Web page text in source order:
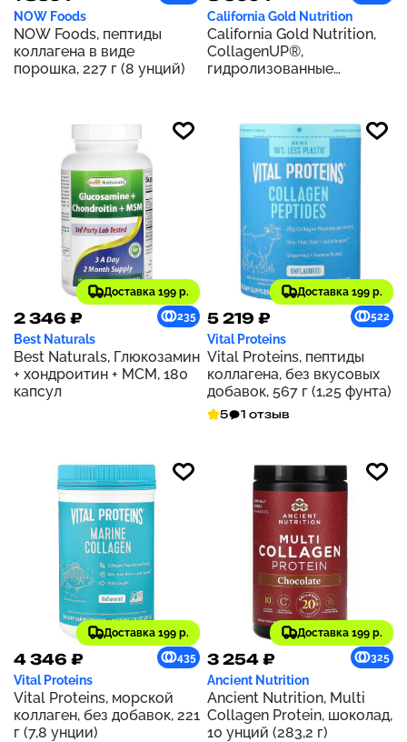
NOW Foods
NOW Foods, пептиды
коллагена в виде
порошка, 227 г (8 унций)
California Gold Nutrition
California Gold Nutrition,
CollagenUP®,
гидролизованные
гиалуроновой кислотой и
витамином C, с
нейтральным вкусом, 1 кг
(2,2 фунта)
Доставка 199 р.
2 346 ₽ 235
Best Naturals
Best Naturals, Глюкозамин
+ хондроитин + МСМ, 180
капсул
Доставка 199 р.
5 219 ₽ 522
Vital Proteins
Vital Proteins, пептиды
коллагена, без вкусовых
добавок, 567 г (1,25 фунта)
5 1 отзыв
Доставка 199 р.
4 346 ₽ 435
Vital Proteins
Vital Proteins, морской
коллаген, без добавок, 221
г (7,8 унции)
Доставка 199 р.
3 254 ₽ 325
Ancient Nutrition
Ancient Nutrition, Multi
Collagen Protein, шоколад,
10 унций (283,2 г)